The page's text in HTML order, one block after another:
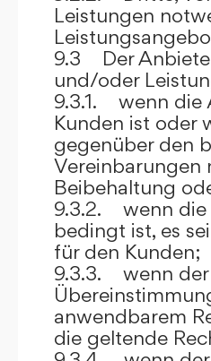
Leistungen
9.3 Der
und/oder
9.3.1. wenn die
Kunden ist oder
gegenüber den
Vereinbarungen
Beibehaltung
9.3.2. wenn die
bedingt ist, es
für den Kunden;
9.3.3. wenn der
anwendbarem
die geltende